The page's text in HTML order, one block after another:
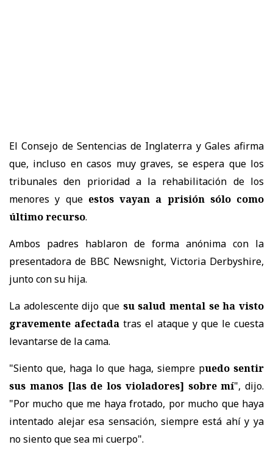
El Consejo de Sentencias de Inglaterra y Gales afirma
que, incluso en casos muy graves, se espera que los
tribunales den prioridad a la rehabilitación de los
menores y que estos vayan a prisión sólo como
último recurso.
Ambos padres hablaron de forma anónima con la
presentadora de BBC Newsnight, Victoria Derbyshire,
junto con su hija.
La adolescente dijo que su salud mental se ha visto
gravemente afectada tras el ataque y que le cuesta
levantarse de la cama.
"Siento que, haga lo que haga, siempre puedo sentir
sus manos [las de los violadores] sobre mí", dijo.
"Por mucho que me haya frotado, por mucho que haya
intentado alejar esa sensación, siempre está ahí y ya
no siento que sea mi cuerpo".